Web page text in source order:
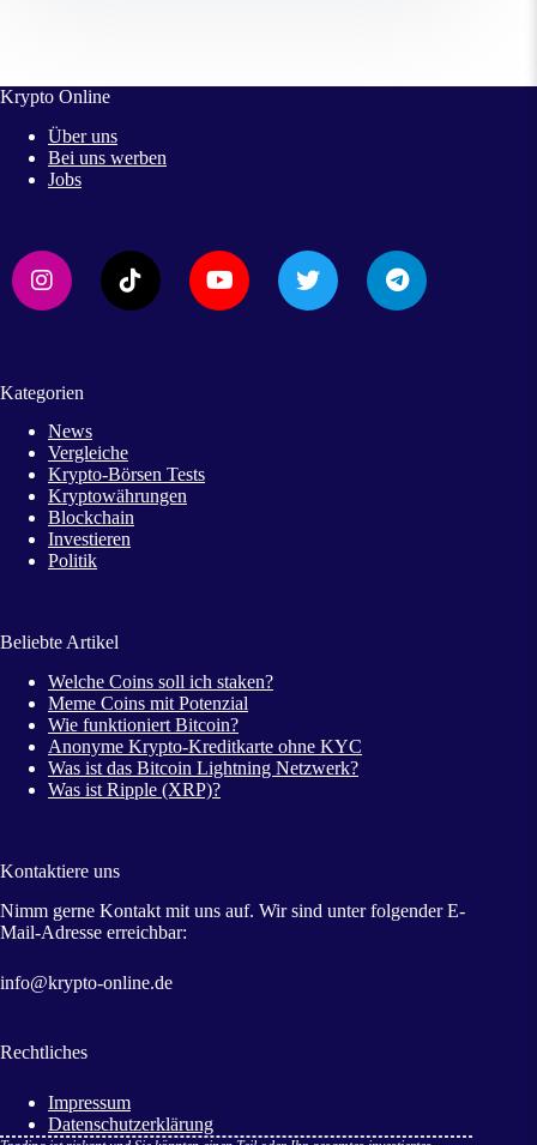
Krypto Online
Über uns
Bei uns werben
Jobs
Kategorien
News
Vergleiche
Krypto-Börsen Tests
Kryptowährungen
Blockchain
Investieren
Politik
Beliebte Artikel
Welche Coins soll ich staken?
Meme Coins mit Potenzial
Wie funktioniert Bitcoin?
Anonyme Krypto-Kreditkarte ohne KYC
Was ist das Bitcoin Lightning Netzwerk?
Was ist Ripple (XRP)?
Kontaktiere uns
Nimm gerne Kontakt mit uns auf. Wir sind unter folgender E-
Mail-Adresse erreichbar:
info@krypto-online.de
Rechtliches
Impressum
Datenschutzerklärung